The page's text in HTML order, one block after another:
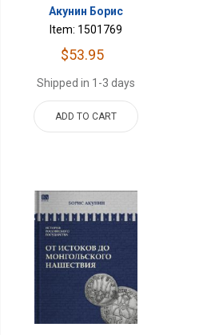
Акунин Борис
Item: 1501769
$53.95
Shipped in 1-3 days
ADD TO CART